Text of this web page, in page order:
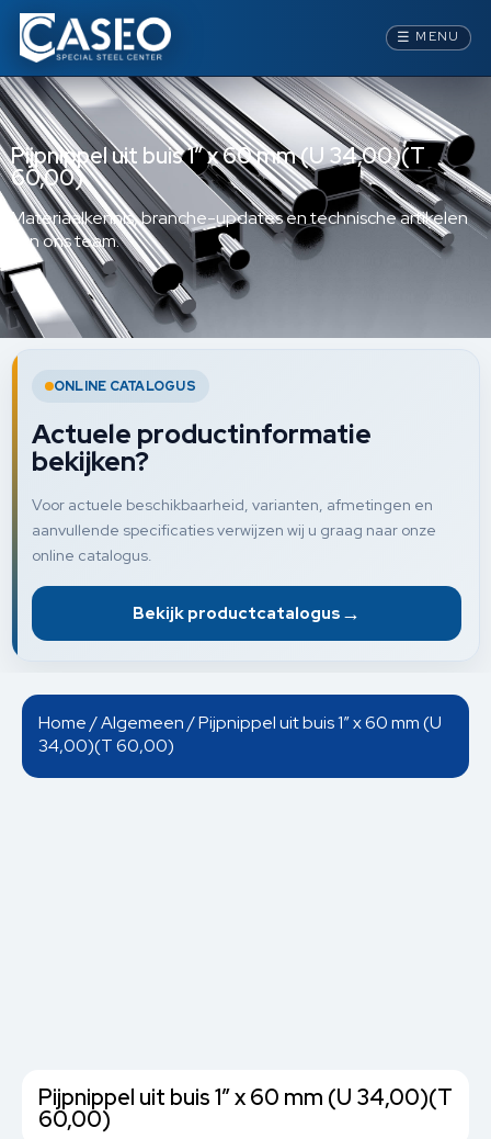
☰ MENU
Pijpnippel uit buis 1” x 60 mm (U 34,00)(T
60,00)
Materiaalkennis, branche-updates en technische artikelen
van ons team.
ONLINE CATALOGUS
Actuele productinformatie
bekijken?
Voor actuele beschikbaarheid, varianten, afmetingen en
aanvullende specificaties verwijzen wij u graag naar onze
online catalogus.
Bekijk productcatalogus →
Home/Algemeen/ Pijpnippel uit buis 1” x 60 mm (U
34,00)(T 60,00)
Pijpnippel uit buis 1” x 60 mm (U 34,00)(T
60,00)